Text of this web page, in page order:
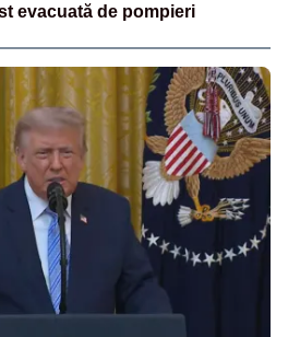
evacuată de pompieri